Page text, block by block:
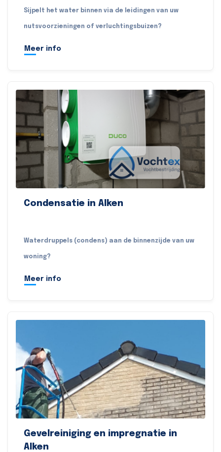
Sijpelt het water binnen via de leidingen van uw
nutsvoorzieningen of verluchtingsbuizen?
Meer info
Condensatie in Alken
Waterdruppels (condens) aan de binnenzijde van uw
woning?
Meer info
Gevelreiniging en impregnatie in
Alken